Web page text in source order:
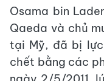
Osama bin
Qaeda và chủ
tại Mỹ, đã bị
chết bằng các